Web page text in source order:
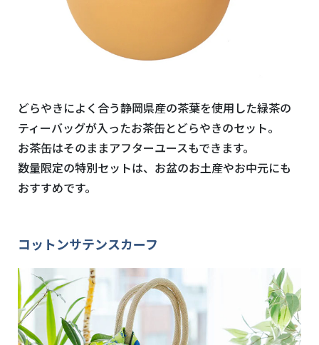
どらやきによく合う静岡県産の茶葉を使用した緑茶の
ティーバッグが入ったお茶缶とどらやきのセット。
お茶缶はそのままアフターユースもできます。
数量限定の特別セットは、お盆のお土産やお中元にも
おすすめです。
コットンサテンスカーフ